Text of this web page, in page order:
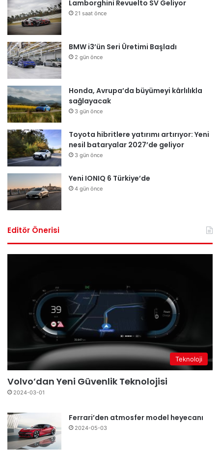
Lamborghini Revuelto SV Geliyor
21 saat önce
BMW i3’ün Seri Üretimi Başladı
2 gün önce
Honda, Avrupa’da büyümeyi kârlılıkla
sağlayacak
3 gün önce
Toyota hibritlere yatırımı artırıyor: Yeni
nesil bataryalar 2027’de geliyor
3 gün önce
Yeni IONIQ 6 Türkiye’de
4 gün önce
Editör Önerisi
Teknoloji
Volvo’dan Yeni Güvenlik Teknolojisi
2024-03-01
Ferrari’den atmosfer model heyecanı
2024-05-03